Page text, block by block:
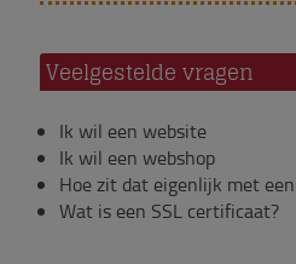
Veelgestelde vragen
Ik wil een website
Ik wil een webshop
Hoe zit dat eigenlijk met
Wat is een SSL certificaat?